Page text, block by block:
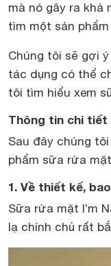
mà nó gây ra khá
tìm một sản
Chúng tôi sẽ gợi
tác dụng có thể
tôi tìm hiểu xem
Thông tin chi tiết
Sau đây chúng
phẩm sữa rửa
1. Về thiết kế,
Sữa rửa mặt I’m
lạ chính chủ rất